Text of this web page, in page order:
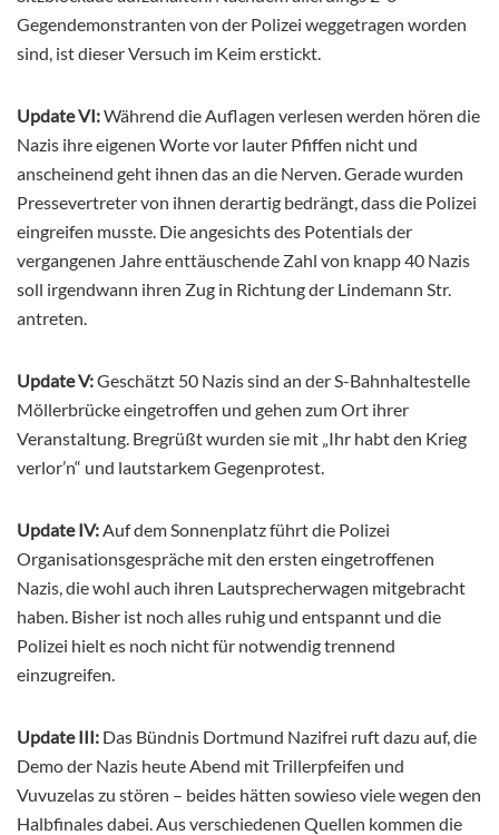
Gegendemonstranten von der Polizei weggetragen worden
sind, ist dieser Versuch im Keim erstickt.
Update VI:Während die Auflagen verlesen werden hören die
Nazis ihre eigenen Worte vor lauter Pfiffen nicht und
anscheinend geht ihnen das an die Nerven. Gerade wurden
Pressevertreter von ihnen derartig bedrängt, dass die Polizei
eingreifen musste. Die angesichts des Potentials der
vergangenen Jahre enttäuschende Zahl von knapp 40 Nazis
soll irgendwann ihren Zug in Richtung der Lindemann Str.
antreten.
Update V:Geschätzt 50 Nazis sind an der S-Bahnhaltestelle
Möllerbrücke eingetroffen und gehen zum Ort ihrer
Veranstaltung. Bregrüßt wurden sie mit „Ihr habt den Krieg
verlor’n“ und lautstarkem Gegenprotest.
Update IV: Auf dem Sonnenplatz führt die Polizei
Organisationsgespräche mit den ersten eingetroffenen
Nazis, die wohl auch ihren Lautsprecherwagen mitgebracht
haben. Bisher ist noch alles ruhig und entspannt und die
Polizei hielt es noch nicht für notwendig trennend
einzugreifen.
Update III: Das Bündnis Dortmund Nazifrei ruft dazu auf, die
Demo der Nazis heute Abend mit Trillerpfeifen und
Vuvuzelas zu stören – beides hätten sowieso viele wegen den
Halbfinales dabei. Aus verschiedenen Quellen kommen die